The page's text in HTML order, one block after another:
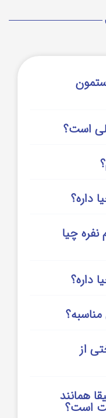
است؟
داره؟
چیا
داره؟
از
همانند
است؟